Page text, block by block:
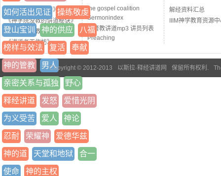
如何活出见证 操练敬虔
登山宝训 神的供应 八福
榜样与效法 复活 奉献
神的管教 男人
亲密关系与孤独 野心
释经讲道 发怒 爱惜光阴
为义受苦 爱人 神论
忍耐 荣耀神 爱德华兹
神的道 天堂和地狱 合一
使命 神的主权
《释经讲道法七阶》
《神学院没教的讲道秘诀》
《当代基督教讲道学》
《讲道者工作坊》
the gospel coalition
Sermonindex
基督教讲道mp3 讲员列表
Preaching
解经资料汇总
IIIM神学教育资源
Copyright © 2012-2013 以斯拉·释经讲道网 保留所有权利.